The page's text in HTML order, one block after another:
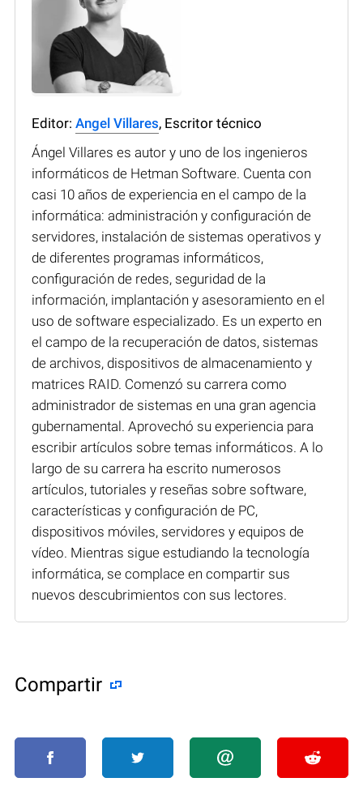
Editor: Angel Villares, Escritor técnico
Ángel Villares es autor y uno de los ingenieros
informáticos de Hetman Software. Cuenta con
casi 10 años de experiencia en el campo de la
informática: administración y configuración de
servidores, instalación de sistemas operativos y
de diferentes programas informáticos,
configuración de redes, seguridad de la
información, implantación y asesoramiento en el
uso de software especializado. Es un experto en
el campo de la recuperación de datos, sistemas
de archivos, dispositivos de almacenamiento y
matrices RAID. Comenzó su carrera como
administrador de sistemas en una gran agencia
gubernamental. Aprovechó su experiencia para
escribir artículos sobre temas informáticos. A lo
largo de su carrera ha escrito numerosos
artículos, tutoriales y reseñas sobre software,
características y configuración de PC,
dispositivos móviles, servidores y equipos de
vídeo. Mientras sigue estudiando la tecnología
informática, se complace en compartir sus
nuevos descubrimientos con sus lectores.
Compartir